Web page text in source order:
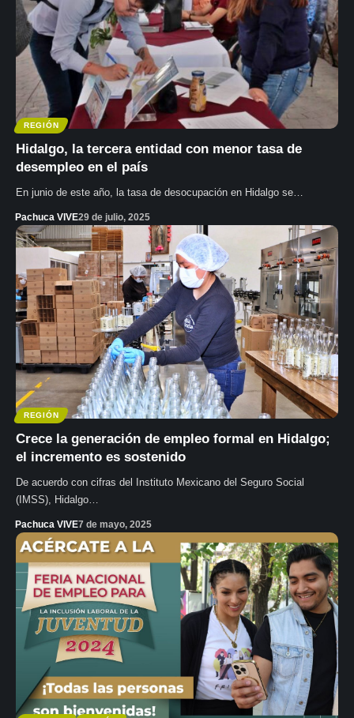
REGIÓN
Hidalgo, la tercera entidad con menor tasa de
desempleo en el país
En junio de este año, la tasa de desocupación en Hidalgo se…
Pachuca VIVE29 de julio, 2025
REGIÓN
Crece la generación de empleo formal en Hidalgo;
el incremento es sostenido
De acuerdo con cifras del Instituto Mexicano del Seguro Social
(IMSS), Hidalgo…
Pachuca VIVE7 de mayo, 2025